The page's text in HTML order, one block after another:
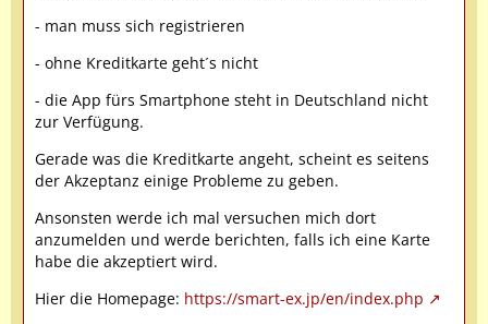
- man muss sich registrieren
- ohne Kreditkarte geht´s nicht
- die App fürs Smartphone steht in Deutschland nicht
zur Verfügung.
Gerade was die Kreditkarte angeht, scheint es seitens
der Akzeptanz einige Probleme zu geben.
Ansonsten werde ich mal versuchen mich dort
anzumelden und werde berichten, falls ich eine Karte
habe die akzeptiert wird.
Hier die Homepage: https://smart-ex.jp/en/index.php